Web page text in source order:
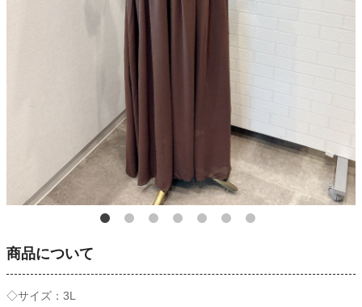
商品について
◇サイズ：3L